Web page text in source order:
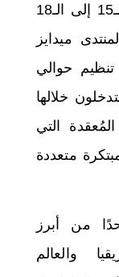
الأوجه” تحتضن مدينة طنجة من الـ15 إلى الـ18
من نونبر المُقبل، النسخة الـ15 لمنتدى ميدايز
حوالي
خلالها
التي
متعددة
من أبرز
والعالم